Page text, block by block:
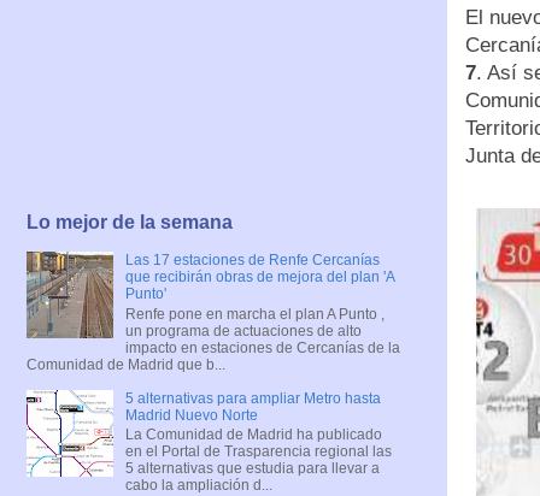
El
7. Así
Junta
Lo mejor de la semana
Las 17 estaciones de Renfe Cercanías
que recibirán obras de mejora del plan 'A
Punto'
Renfe pone en marcha el plan A Punto ,
un programa de actuaciones de alto
impacto en estaciones de Cercanías de la
Comunidad de Madrid que b...
5 alternativas para ampliar Metro hasta
Madrid Nuevo Norte
La Comunidad de Madrid ha publicado
en el Portal de Trasparencia regional las
5 alternativas que estudia para llevar a
cabo la ampliación d...